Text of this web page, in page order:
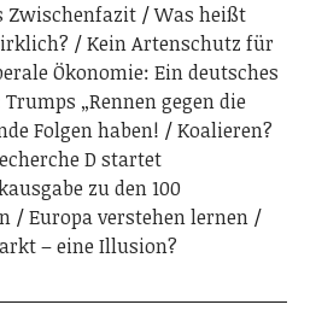
Zwischenfazit
Was heißt
Kein Artenschutz für
Ökonomie: Ein deutsches
„Rennen gegen die
Folgen haben!
Koalieren?
D startet
zu den 100
Europa verstehen lernen
– eine Illusion?